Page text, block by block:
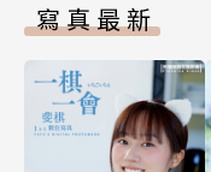
寫真最新